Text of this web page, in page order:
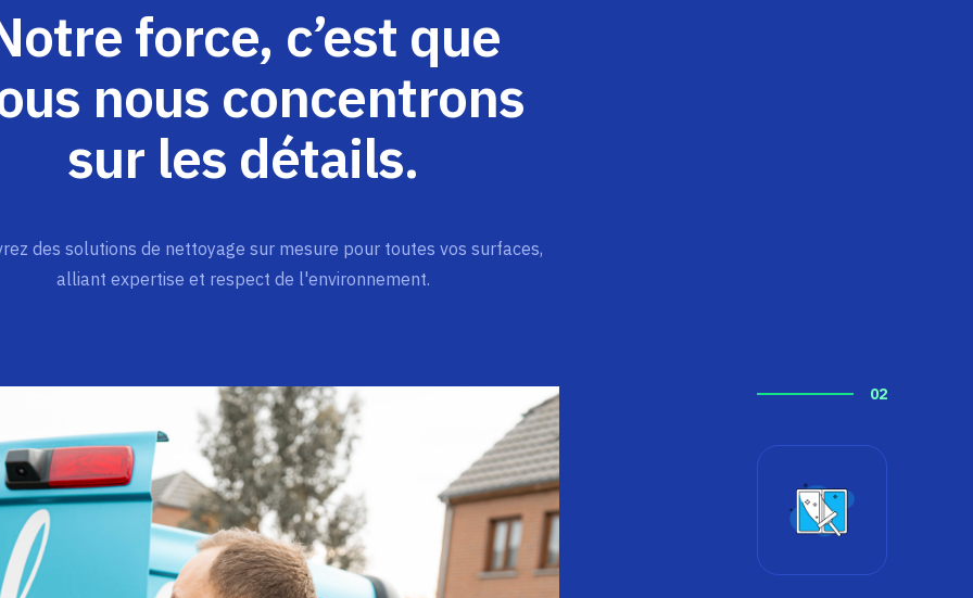
force, c’est que
nous concentrons
sur les détails.
des solutions de nettoyage sur mesure pour toutes vos surfaces,
alliant expertise et respect de l'environnement.
02